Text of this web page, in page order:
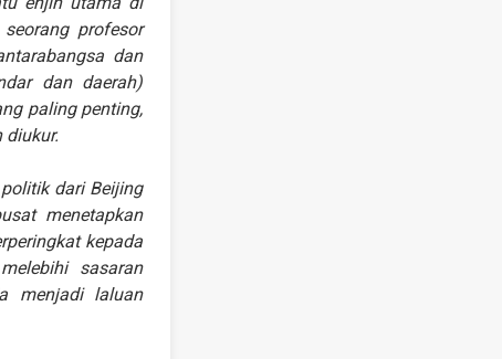
profesor
dan
dan daerah)
paling penting,
diukur.
dari Beijing
menetapkan
kepada
sasaran
menjadi laluan